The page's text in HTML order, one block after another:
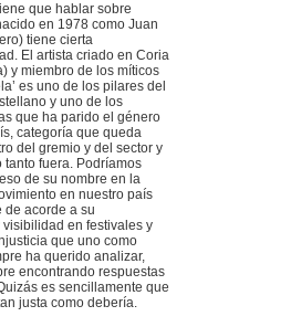
que hablar sobre
en 1978 como Juan
tiene cierta
El artista criado en Coria
y miembro de los míticos
es uno de los pilares del
y uno de los
que ha parido el género
categoría que queda
del gremio y del sector y
tanto fuera. Podríamos
de su nombre en la
en nuestro país
de acorde a su
en festivales y
que uno como
ha querido analizar,
encontrando respuestas
es sencillamente que
justa como debería.